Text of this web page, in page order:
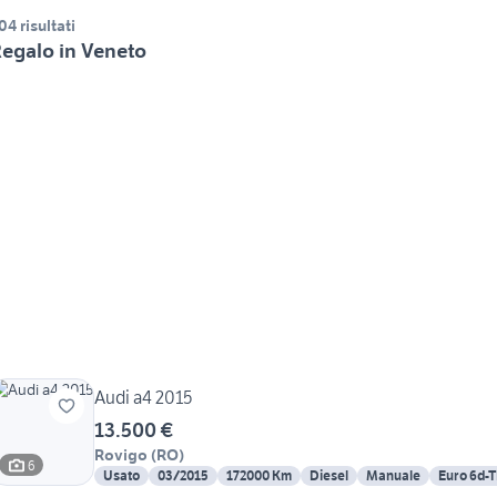
risultati
in Veneto
6
Audi a4 2015
13.500 €
Rovigo (RO)
Usato 03/2015 172000 Km Diesel Manuale Euro 6d-